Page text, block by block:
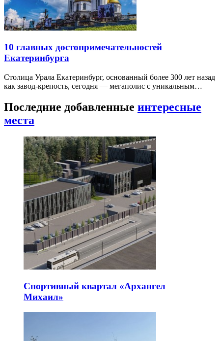
10 главных достопримечательностей
Екатеринбурга
Столица Урала Екатеринбург, основанный более 300 лет назад
как завод-крепость, сегодня — мегаполис с уникальным…
Последние добавленные интересные
места
Спортивный квартал «Архангел
Михаил»